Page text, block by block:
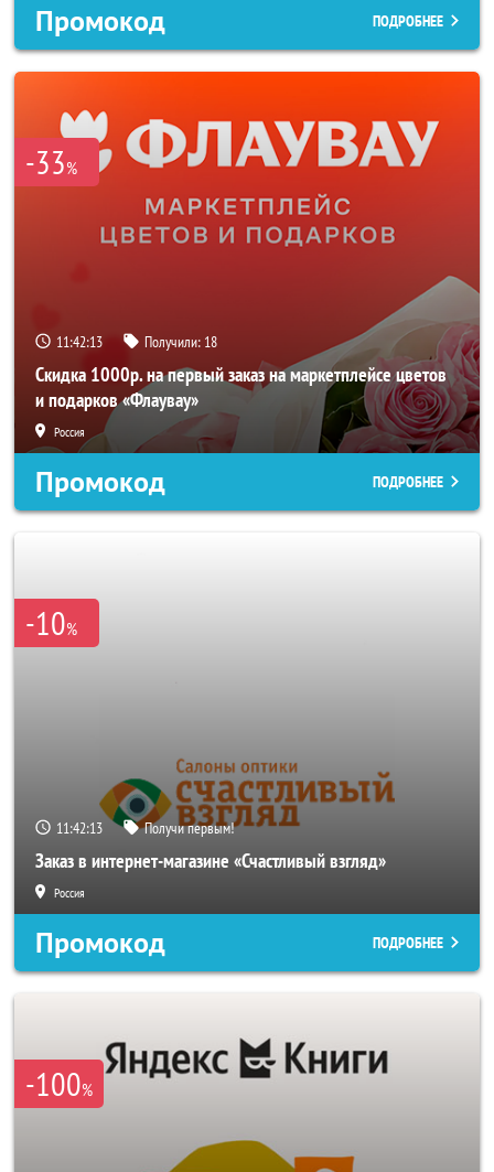
Промокод ПОДРОБНЕЕ
-33%
11:42:11 Получили: 18
Скидка 1000р. на первый заказ на маркетплейсе цветов
и подарков «Флаувау»
Россия
Промокод ПОДРОБНЕЕ
-10%
11:42:11 Получи первым!
Заказ в интернет-магазине «Счастливый взгляд»
Россия
Промокод ПОДРОБНЕЕ
-100%